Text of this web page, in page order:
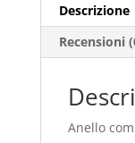
Descrizione
Recensioni
Anello